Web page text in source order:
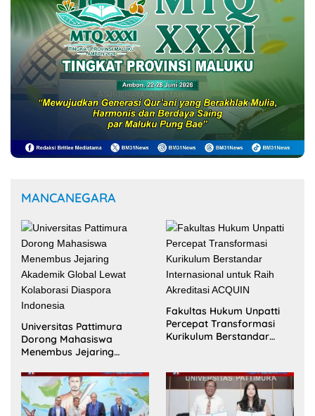
Universitas Pattimura
Dorong Mahasiswa
Menembus Jejaring
Akademik Global Lewat
Indonesia
Fakultas Hukum Unpatti
Percepat Transformasi
Kurikulum Berstandar
Internasional untuk Raih